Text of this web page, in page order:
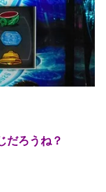
だろうね？